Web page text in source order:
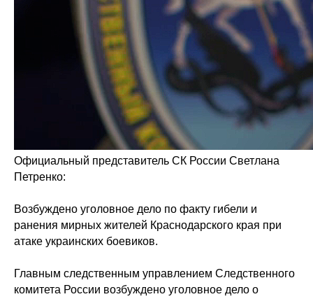
Официальный представитель СК России Светлана
Петренко:
Возбуждено уголовное дело по факту гибели и
ранения мирных жителей Краснодарского края при
атаке украинских боевиков.
Главным следственным управлением Следственного
комитета России возбуждено уголовное дело о